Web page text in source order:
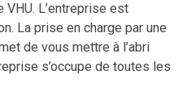
L’entreprise est
La prise en charge par une
de vous mettre à l’abri
s’occupe de toutes les